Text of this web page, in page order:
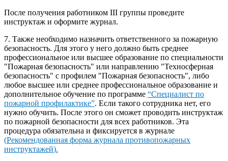
После получения работником III группы проведите
инструктаж и оформите журнал.
7. Также необходимо назначить ответственного за пожарную
безопасность. Для этого у него должно быть среднее
профессиональное или высшее образование по специальности
"Пожарная безопасность" или направлению "Техносферная
безопасность" с профилем "Пожарная безопасность", либо
любое высшее или среднее профессиональное образование и
дополнительное обучение по программе “Специалист по
пожарной профилактике”. Если такого сотрудника нет, его
нужно обучить. После этого он сможет проводить инструктаж
по пожарной безопасности для всех работников. Эта
процедура обязательна и фиксируется в журнале
(Рекомендованная форма журнала противопожарных
инструктажей).